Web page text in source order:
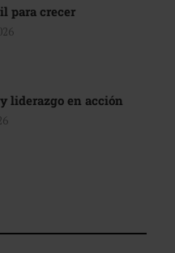
para crecer
liderazgo en acción